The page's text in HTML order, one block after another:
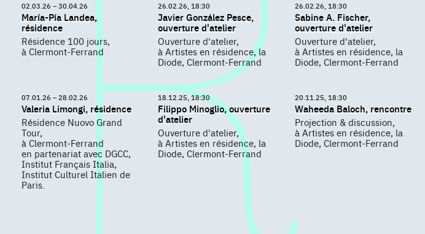
02.03.26 – 30.04.26
María-Pía Landea,
résidence
Résidence 100 jours,
à Clermont-Ferrand
26.02.26, 18:30
Javier González Pesce,
ouverture d'atelier
Ouverture d'atelier,
à Artistes en résidence, la
Diode, Clermont-Ferrand
26.02.26, 18:30
Sabine A. Fischer,
ouverture d'atelier
Ouverture d'atelier,
à Artistes en résidence, la
Diode, Clermont-Ferrand
07.01.26 – 28.02.26
Valeria Limongi, résidence
Résidence Nuovo Grand
Tour,
à Clermont-Ferrand
en partenariat avec DGCC,
Institut Français Italia,
Institut Culturel Italien de
Paris.
18.12.25, 18:30
Filippo Minoglio, ouverture
d'atelier
Ouverture d'atelier,
à Artistes en résidence, la
Diode, Clermont-Ferrand
20.11.25, 18:30
Waheeda Baloch, rencontre
Projection & discussion,
à Artistes en résidence, la
Diode, Clermont-Ferrand